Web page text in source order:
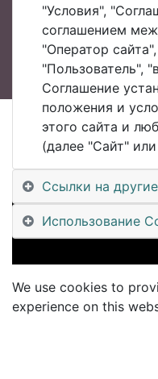
All Blogs
#UDM Уральский Клуб
#UDM24_8 04 -- Алексей Кислов,
"Условия",
соглашением
"Оператор
"Пользователь",
Соглашение
положения и
этого сайта и
(далее "Сайт" или
Ссылки на
Использование
We use cookies to
experience on this